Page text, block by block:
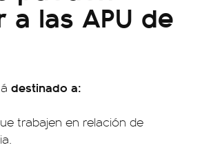
a las APU de
destinado a:
trabajen en relación de